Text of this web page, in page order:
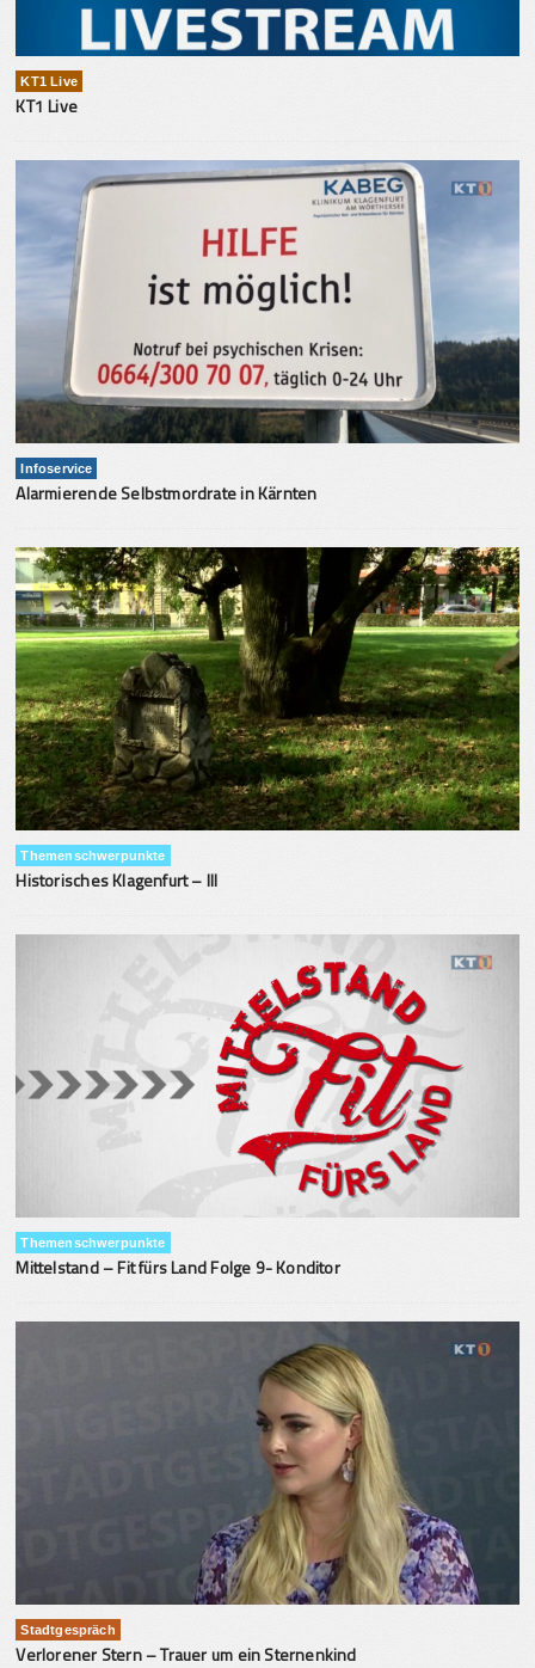
KT1 Live
KT1 Live
Infoservice
Alarmierende Selbstmordrate in Kärnten
Themenschwerpunkte
Historisches Klagenfurt – III
Themenschwerpunkte
Mittelstand – Fit fürs Land Folge 9- Konditor
Stadtgespräch
Verlorener Stern – Trauer um ein Sternenkind